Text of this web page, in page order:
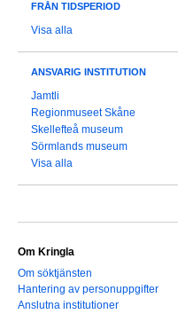
FRÅN TIDSPERIOD
Visa alla
ANSVARIG INSTITUTION
Jamtli
Regionmuseet Skåne
Skellefteå museum
Sörmlands museum
Visa alla
Om Kringla
Om söktjänsten
Hantering av personuppgifter
Anslutna institutioner